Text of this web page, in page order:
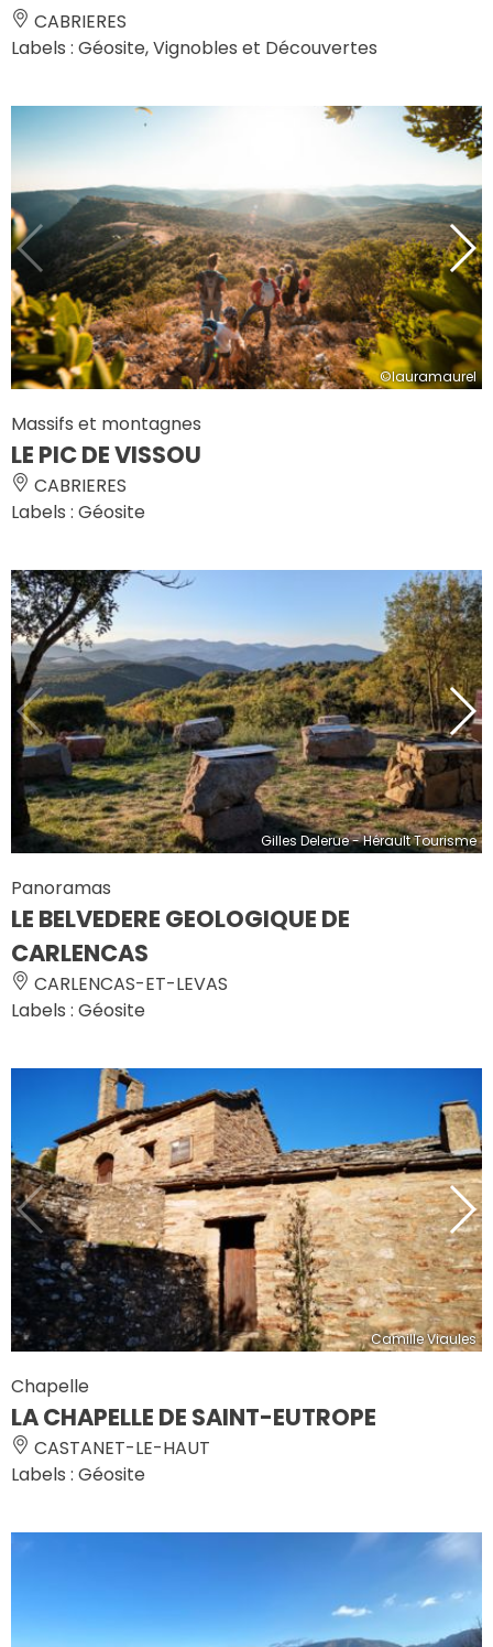
CABRIERES
Labels : Géosite, Vignobles et Découvertes
©lauramaurel
Massifs et montagnes
LE PIC DE VISSOU
CABRIERES
Labels : Géosite
Gilles Delerue - Hérault Tourisme
Panoramas
LE BELVEDERE GEOLOGIQUE DE
CARLENCAS
CARLENCAS-ET-LEVAS
Labels : Géosite
Camille Viaules
Chapelle
LA CHAPELLE DE SAINT-EUTROPE
CASTANET-LE-HAUT
Labels : Géosite